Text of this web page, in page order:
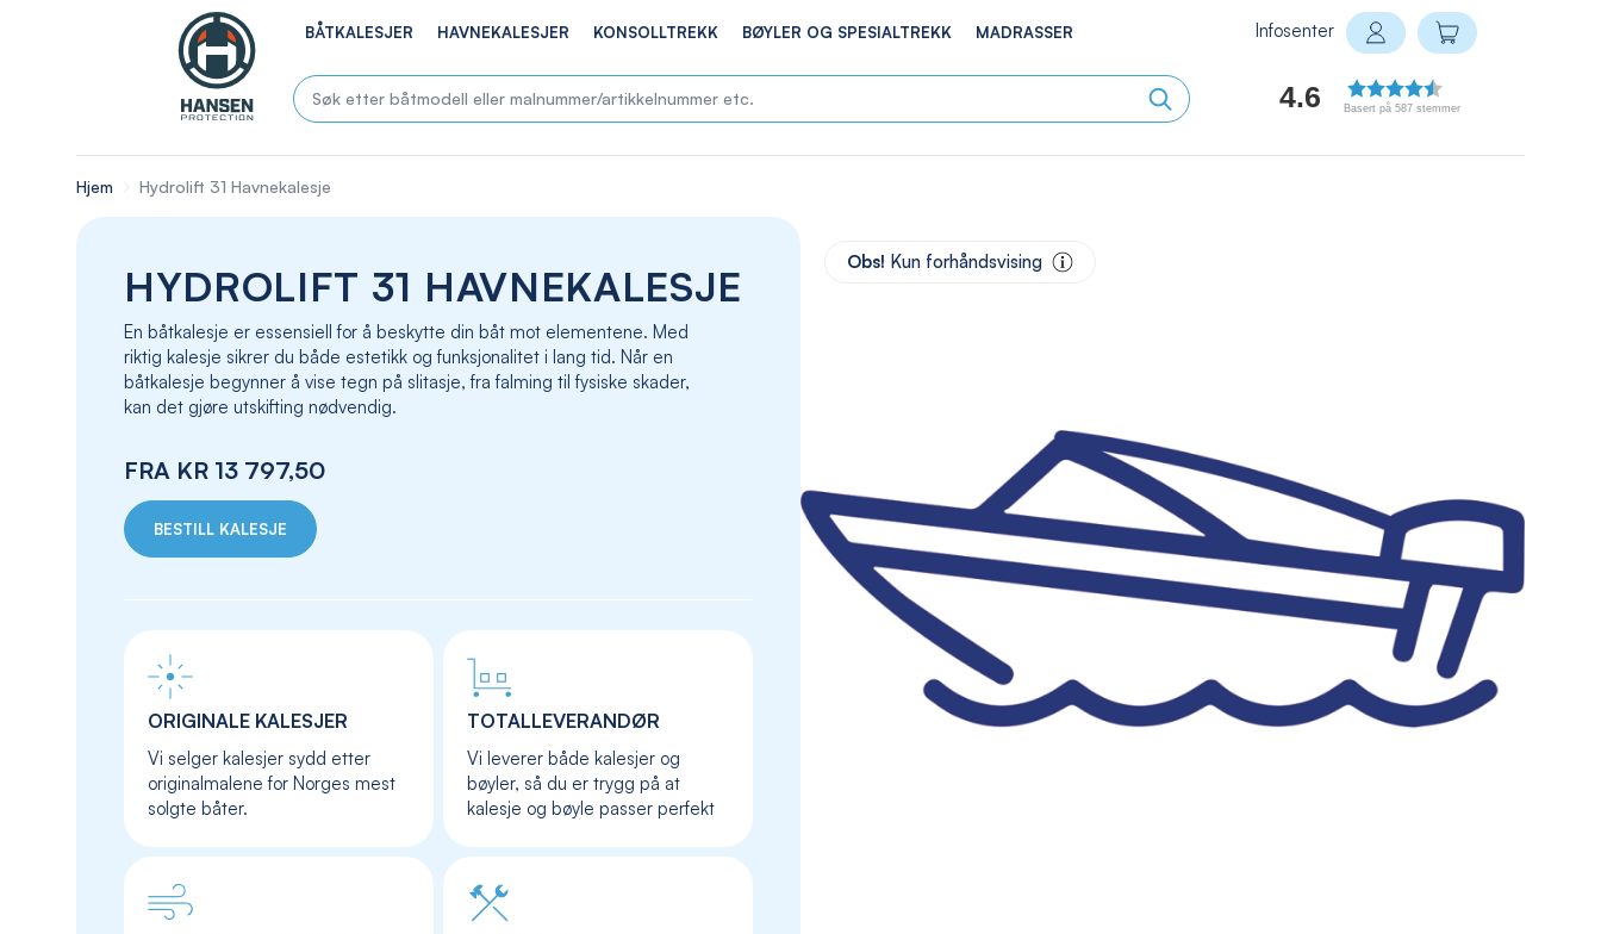
BÅTKALESJER HAVNEKALESJER KONSOLLTREKK BØYLER OG SPESIALTREKK MADRASSER
4.6 Basert på 587 stemmer
Infosenter
Logg inn
Min handlekurv
Hjem Hydrolift 31 Havnekalesje
HYDROLIFT 31 HAVNEKALESJE
En båtkalesje er essensiell for å beskytte din båt mot elementene. Med
riktig kalesje sikrer du både estetikk og funksjonalitet i lang tid. Når en
båtkalesje begynner å vise tegn på slitasje, fra falming til fysiske skader,
kan det gjøre utskifting nødvendig.
FRA KR 13 797,50
BESTILL KALESJE
ORIGINALE KALESJER
Vi selger kalesjer sydd etter
originalmalene for Norges mest
solgte båter.
TOTALLEVERANDØR
Vi leverer både kalesjer og
bøyler, så du er trygg på at
kalesje og bøyle passer perfekt
Obs! Kun forhåndsvising